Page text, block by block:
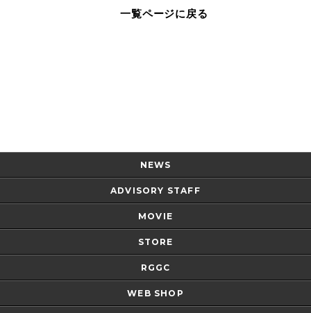
一覧ページに戻る
NEWS
ADVISORY STAFF
MOVIE
STORE
RGGC
WEB SHOP